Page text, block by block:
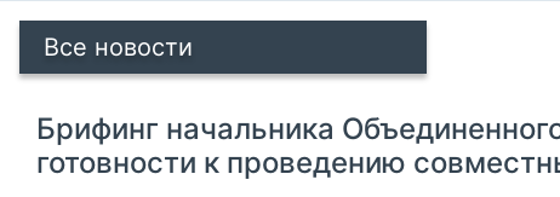
Все новости
Брифинг начальника
готовности к проведению